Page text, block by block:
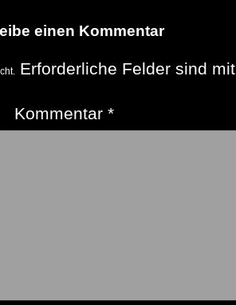
einen Kommentar
Erforderliche Felder sind mit
Kommentar*